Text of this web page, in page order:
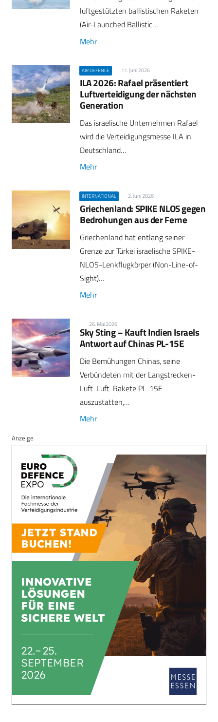
luftgestützten ballistischen Raketen
(Air-Launched Ballistic…
Mehr
AIR DEFENCE 11. Juni 2026
ILA 2026: Rafael präsentiert
Luftverteidigung der nächsten
Generation
Das israelische Unternehmen Rafael
wird die Verteidigungsmesse ILA in
Deutschland…
Mehr
INTERNATIONAL 2. Juni 2026
Griechenland: SPIKE NLOS gegen
Bedrohungen aus der Ferne
Griechenland hat entlang seiner
Grenze zur Türkei israelische SPIKE-
NLOS-Lenkflugkörper (Non-Line-of-
Sight)…
Mehr
26. Mai 2026
Sky Sting – Kauft Indien Israels
Antwort auf Chinas PL-15E
Die Bemühungen Chinas, seine
Verbündeten mit der Langstrecken-
Luft-Luft-Rakete PL-15E
auszustatten,…
Mehr
Anzeige